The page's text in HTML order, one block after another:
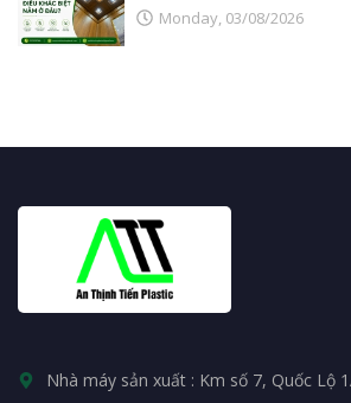
Monday, 03/08/2026
Nhà máy sản xuất : Km số 7, Quốc Lộ